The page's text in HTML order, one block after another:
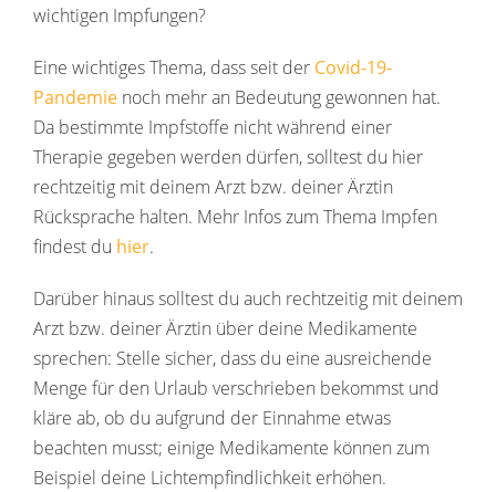
wichtigen Impfungen?
Eine wichtiges Thema, dass seit der Covid-19-
Pandemie noch mehr an Bedeutung gewonnen hat.
Da bestimmte Impfstoffe nicht während einer
Therapie gegeben werden dürfen, solltest du hier
rechtzeitig mit deinem Arzt bzw. deiner Ärztin
Rücksprache halten. Mehr Infos zum Thema Impfen
findest du hier.
Darüber hinaus solltest du auch rechtzeitig mit deinem
Arzt bzw. deiner Ärztin über deine Medikamente
sprechen: Stelle sicher, dass du eine ausreichende
Menge für den Urlaub verschrieben bekommst und
kläre ab, ob du aufgrund der Einnahme etwas
beachten musst; einige Medikamente können zum
Beispiel deine Lichtempfindlichkeit erhöhen.